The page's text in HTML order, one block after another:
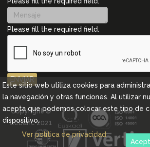
Please fill the required field.
ENVIAR
Copyright ©
Cebanc 2021
Este sitio web utiliza cookies para
la navegación y otras funciones. Al utilizar
acepta que podemos colocar este tipo de
dispositivo.
Ver política de privacidad